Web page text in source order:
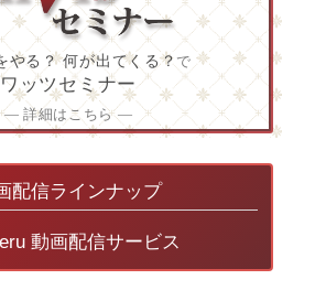
やる？ 何が出てくる？ で
ワッツセミナー
― 詳細はこちら ―
配信ラインナップ
動画配信サービス